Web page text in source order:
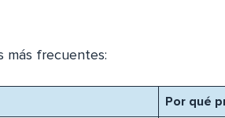
más frecuentes:
Por qué